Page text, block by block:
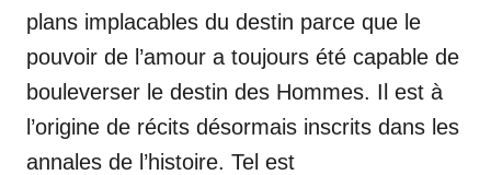
plans implacables du destin parce que le
pouvoir de l’amour a toujours été capable de
bouleverser le destin des Hommes. Il est à
l’origine de récits désormais inscrits dans les
annales de l’histoire. Tel est